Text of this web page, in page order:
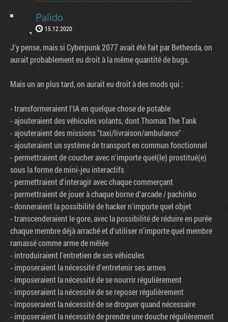
Palido
15.12.2020
J'y pense, mais si Cyberpunk 2077 avait été fait par Bethesda, on
aurait probablement eu droit à la même quantité de bugs.
Mais un an plus tard, on aurait eu droit à des mods qui :
- transformeraient l'IA en quelque chose de potable
- ajouteraient des véhicules volants, dont Thomas The Tank
- ajouteraient des missions "taxi/livraison/ambulance"
- ajouteraient un système de transport en commun fonctionnel
- permettraient de coucher avec n'importe quel(le) prostitué(e)
sous la forme de mini-jeu interactifs
- permettraient d'interagir avec chaque commerçant
- permettraient de jouer à chaque borne d'arcade / pachinko
- donneraient la possibilité de hacker n'importe quel objet
- transcenderaient le gore, avec la possibilité de réduire en purée
chaque membre déjà arraché et d'utiliser n'importe quel membre
ramassé comme arme de mêlée
- introduiraient l'entretien de ses véhicules
- imposeraient la nécessité d'entretenir ses armes
- imposeraient la nécessité de se nourrir régulièrement
- imposeraient la nécessité de se reposer régulièrement
- imposeraient la nécessité de se droguer quand nécessaire
- imposeraient la nécessité de prendre une douche régulièrement